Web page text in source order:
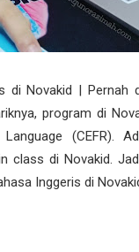
di Novakid | Pernah
program di
(CEFR).
class di Novakid.
Inggeris di